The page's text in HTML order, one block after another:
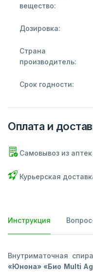
вещество:
Дозировка:
Страна
производитель:
Срок годности:
Оплата и
Самовывоз из аптек
Курьерская
Инструкция
Внутриматочная
«Юнона» «Био Multi